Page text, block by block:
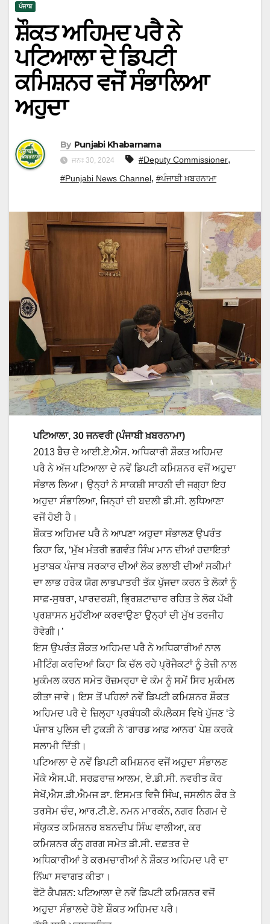
ਪੰਜਾਬ
ਸ਼ੌਕਤ ਅਹਿਮਦ ਪਰੈ ਨੇ
ਪਟਿਆਲਾ ਦੇ ਡਿਪਟੀ
ਕਮਿਸ਼ਨਰ ਵਜੋਂ ਸੰਭਾਲਿਆ
ਅਹੁਦਾ
By Punjabi Khabarnama
ਜਨਃ 30, 2024 #Deputy Commissioner,
#Punjabi News Channel, #ਪੰਜਾਬੀ ਖ਼ਬਰਨਾਮਾ
ਪਟਿਆਲਾ, 30 ਜਨਵਰੀ (ਪੰਜਾਬੀ ਖ਼ਬਰਨਾਮਾ)
2013 ਬੈਚ ਦੇ ਆਈ.ਏ.ਐਸ. ਅਧਿਕਾਰੀ ਸ਼ੌਕਤ ਅਹਿਮਦ
ਪਰੈ ਨੇ ਅੱਜ ਪਟਿਆਲਾ ਦੇ ਨਵੇਂ ਡਿਪਟੀ ਕਮਿਸ਼ਨਰ ਵਜੋਂ ਅਹੁਦਾ
ਸੰਭਾਲ ਲਿਆ। ਉਨ੍ਹਾਂ ਨੇ ਸਾਕਸ਼ੀ ਸਾਹਨੀ ਦੀ ਜਗ੍ਹਾ ਇਹ
ਅਹੁਦਾ ਸੰਭਾਲਿਆ, ਜਿਨ੍ਹਾਂ ਦੀ ਬਦਲੀ ਡੀ.ਸੀ. ਲੁਧਿਆਣਾ
ਵਜੋਂ ਹੋਈ ਹੈ।
ਸ਼ੌਕਤ ਅਹਿਮਦ ਪਰੈ ਨੇ ਆਪਣਾ ਅਹੁਦਾ ਸੰਭਾਲਣ ਉਪਰੰਤ
ਕਿਹਾ ਕਿ, ‘ਮੁੱਖ ਮੰਤਰੀ ਭਗਵੰਤ ਸਿੰਘ ਮਾਨ ਦੀਆਂ ਹਦਾਇਤਾਂ
ਮੁਤਾਬਕ ਪੰਜਾਬ ਸਰਕਾਰ ਦੀਆਂ ਲੋਕ ਭਲਾਈ ਦੀਆਂ ਸਕੀਮਾਂ
ਦਾ ਲਾਭ ਹਰੇਕ ਯੋਗ ਲਾਭਪਾਤਰੀ ਤੱਕ ਪੁੱਜਦਾ ਕਰਨ ਤੇ ਲੋਕਾਂ ਨੂੰ
ਸਾਫ਼-ਸੁਥਰਾ, ਪਾਰਦਰਸ਼ੀ, ਭ੍ਰਿਸ਼ਟਾਚਾਰ ਰਹਿਤ ਤੇ ਲੋਕ ਪੱਖੀ
ਪ੍ਰਸ਼ਾਸਨ ਮੁਹੱਈਆ ਕਰਵਾਉਣਾ ਉਨ੍ਹਾਂ ਦੀ ਮੁੱਖ ਤਰਜੀਹ
ਹੋਵੇਗੀ।’
ਇਸ ਉਪਰੰਤ ਸ਼ੌਕਤ ਅਹਿਮਦ ਪਰੈ ਨੇ ਅਧਿਕਾਰੀਆਂ ਨਾਲ
ਮੀਟਿੰਗ ਕਰਦਿਆਂ ਕਿਹਾ ਕਿ ਚੱਲ ਰਹੇ ਪ੍ਰੋਜੈਕਟਾਂ ਨੂੰ ਤੇਜ਼ੀ ਨਾਲ
ਮੁਕੰਮਲ ਕਰਨ ਸਮੇਤ ਰੋਜ਼ਮਰ੍ਹਾ ਦੇ ਕੰਮ ਨੂੰ ਸਮੇਂ ਸਿਰ ਮੁਕੰਮਲ
ਕੀਤਾ ਜਾਵੇ। ਇਸ ਤੋਂ ਪਹਿਲਾਂ ਨਵੇਂ ਡਿਪਟੀ ਕਮਿਸ਼ਨਰ ਸ਼ੌਕਤ
ਅਹਿਮਦ ਪਰੈ ਦੇ ਜ਼ਿਲ੍ਹਾ ਪ੍ਰਬੰਧਕੀ ਕੰਪਲੈਕਸ ਵਿਖੇ ਪੁੱਜਣ ‘ਤੇ
ਪੰਜਾਬ ਪੁਲਿਸ ਦੀ ਟੁਕੜੀ ਨੇ ‘ਗਾਰਡ ਆਫ਼ ਆਨਰ’ ਪੇਸ਼ ਕਰਕੇ
ਸਲਾਮੀ ਦਿੱਤੀ।
ਪਟਿਆਲਾ ਦੇ ਨਵੇਂ ਡਿਪਟੀ ਕਮਿਸ਼ਨਰ ਵਜੋਂ ਅਹੁਦਾ ਸੰਭਾਲਣ
ਮੌਕੇ ਐਸ.ਪੀ. ਸਰਫ਼ਰਾਜ਼ ਆਲਮ, ਏ.ਡੀ.ਸੀ. ਨਵਰੀਤ ਕੌਰ
ਸੇਖੋਂ,ਐਸ.ਡੀ.ਐਮਜ ਡਾ. ਇਸਮਤ ਵਿਜੈ ਸਿੰਘ, ਜਸਲੀਨ ਕੌਰ ਤੇ
ਤਰਸੇਮ ਚੰਦ, ਆਰ.ਟੀ.ਏ. ਨਮਨ ਮਾਰਕੰਨ, ਨਗਰ ਨਿਗਮ ਦੇ
ਸੰਯੁਕਤ ਕਮਿਸ਼ਨਰ ਬਬਨਦੀਪ ਸਿੰਘ ਵਾਲੀਆ, ਕਰ
ਕਮਿਸ਼ਨਰ ਕੰਨੂ ਗਰਗ ਸਮੇਤ ਡੀ.ਸੀ. ਦਫ਼ਤਰ ਦੇ
ਅਧਿਕਾਰੀਆਂ ਤੇ ਕਰਮਚਾਰੀਆਂ ਨੇ ਸ਼ੌਕਤ ਅਹਿਮਦ ਪਰੈ ਦਾ
ਨਿੱਘਾ ਸਵਾਗਤ ਕੀਤਾ।
ਫੋਟੋ ਕੈਪਸ਼ਨ: ਪਟਿਆਲਾ ਦੇ ਨਵੇਂ ਡਿਪਟੀ ਕਮਿਸ਼ਨਰ ਵਜੋਂ
ਅਹੁਦਾ ਸੰਭਾਲਦੇ ਹੋਏ ਸ਼ੌਕਤ ਅਹਿਮਦ ਪਰੈ।